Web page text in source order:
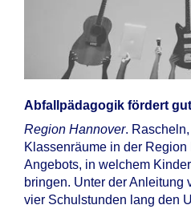
Abfallpädagogik fördert
Region Hannover.
Klassenräume in der Region
Angebots, in welchem
bringen. Unter der
vier Schulstunden lang den